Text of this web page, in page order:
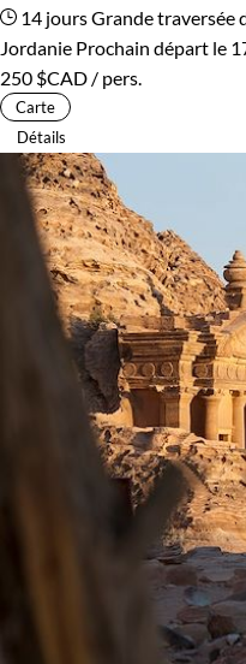
14 joursGrande traversée
Jordanie Prochain départ le
250 $CAD / pers.
Carte
Détails